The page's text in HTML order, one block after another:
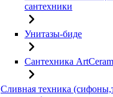
сантехники
Унитазы-биде
Сантехника
Сливная техника